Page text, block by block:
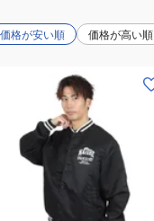
価格が安い順 価格が高い順